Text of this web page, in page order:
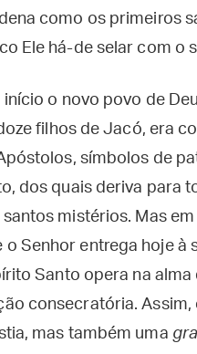
como os primeiros
Ele há-de selar com o
início o novo povo de
filhos de Jacó, era
símbolos de
dos quais deriva para
mistérios. Mas
Senhor entrega hoje à
Santo opera na
consecratória.
mas também uma